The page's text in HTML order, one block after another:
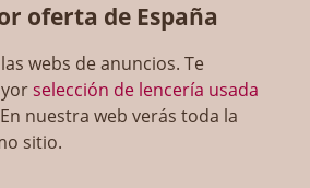
oferta de España
webs de anuncios. Te
selección de lencería usada
nuestra web verás toda la
sitio.